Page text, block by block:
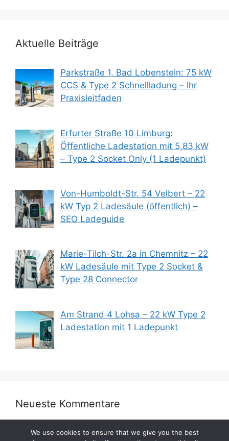
Aktuelle Beiträge
Parkstraße 1, Bad Lobenstein: 75 kW
CCS & Type 2 Schnellladung – Ihr
Praxisleitfaden
Erfurter Straße 10 Limburg:
Öffentliche Ladestation mit 5,83 kW
– Type 2 Socket Only (1 Ladepunkt)
Von-Humboldt-Str. 54 Velbert – 22
kW Typ 2 Ladesäule (öffentlich) –
SEO Ladeguide
Marie-Tilch-Str. 2a in Chemnitz – 22
kW Ladesäule mit Type 2 Socket &
Type 28 Connector
Am Strand 4 Lohsa – 22 kW Type 2
Ladestation mit 1 Ladepunkt
Neueste Kommentare
We use cookies to ensure that we give you the best